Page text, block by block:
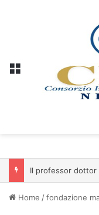
Home /fondazione